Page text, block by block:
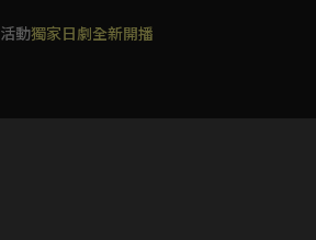
活動獨家日劇全新開播